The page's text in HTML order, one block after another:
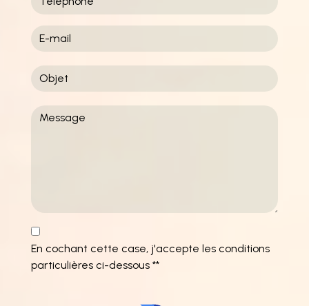
En cochant cette case, j'accepte les conditions
particulières ci-dessous **